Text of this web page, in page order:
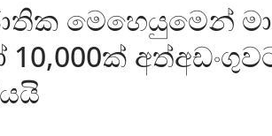
මෙහෙ­යු­මෙන්
10,000ක්